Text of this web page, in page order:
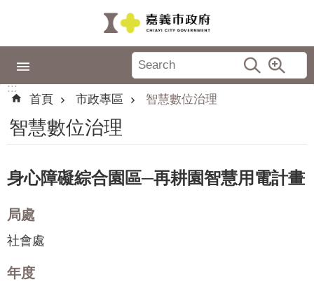
政
專
區
城
品
牌
認
識
義
:::
首頁
市政專區 智慧數位治理
智慧數位治理
身心障礙綜合園區─再耕園智慧用電計畫
局處
社會處
年度